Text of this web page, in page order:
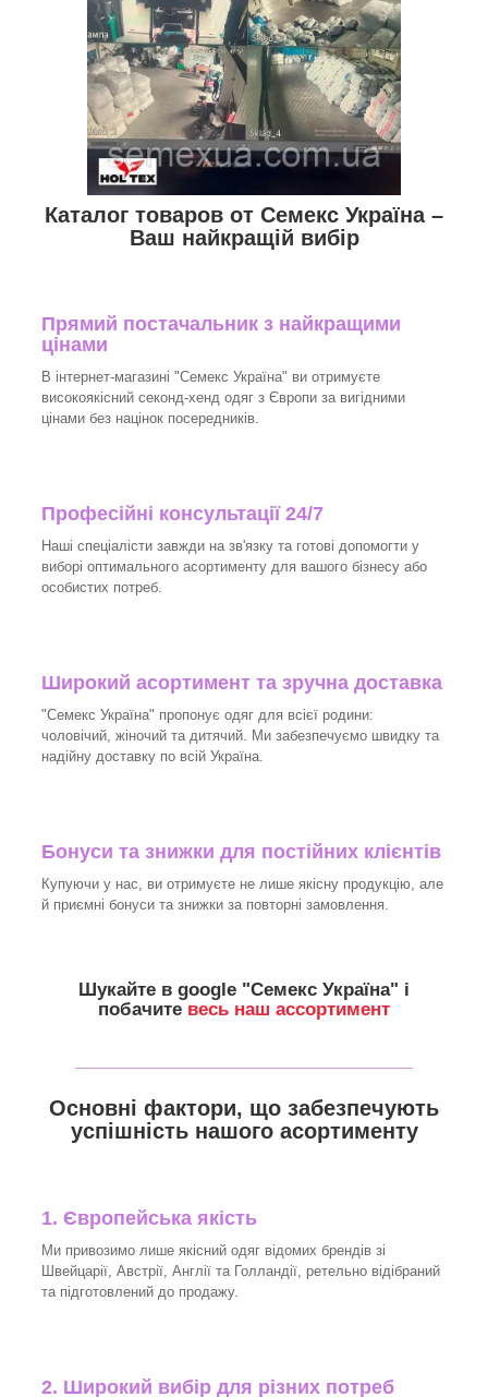
Каталог товаров от Семекс Україна –
Ваш найкращій вибір
Прямий постачальник з найкращими
цінами
В інтернет-магазині "Семекс Україна" ви отримуєте
високоякісний секонд-хенд одяг з Європи за вигідними
цінами без націнок посередників.
Професійні консультації 24/7
Наші спеціалісти завжди на зв'язку та готові допомогти у
виборі оптимального асортименту для вашого бізнесу або
особистих потреб.
Широкий асортимент та зручна доставка
"Семекс Україна" пропонує одяг для всієї родини:
чоловічий, жіночий та дитячий. Ми забезпечуємо швидку та
надійну доставку по всій Україна.
Бонуси та знижки для постійних клієнтів
Купуючи у нас, ви отримуєте не лише якісну продукцію, але
й приємні бонуси та знижки за повторні замовлення.
Шукайте в google "Семекс Україна" і
побачите весь наш ассортимент
Основні фактори, що забезпечують
успішність нашого асортименту
1. Європейська якість
Ми привозимо лише якісний одяг відомих брендів зі
Швейцарії, Австрії, Англії та Голландії, ретельно відібраний
та підготовлений до продажу.
2. Широкий вибір для різних потреб